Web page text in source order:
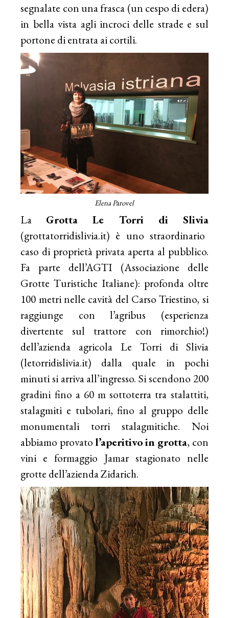
segnalate con una frasca (un cespo di edera)
in bella vista agli incroci delle strade e sul
portone di entrata ai cortili.
Elena Parovel
La Grotta Le Torri di Slivia
(grottatorridislivia.it) è uno straordinario
caso di proprietà privata aperta al pubblico.
Fa parte dell’AGTI (Associazione delle
Grotte Turistiche Italiane): profonda oltre
100 metri nelle cavità del Carso Triestino, si
raggiunge con l’agribus (esperienza
divertente sul trattore con rimorchio!)
dell’azienda agricola Le Torri di Slivia
(letorridislivia.it) dalla quale in pochi
minuti si arriva all’ingresso. Si scendono 200
gradini fino a 60 m sottoterra tra stalattiti,
stalagmiti e tubolari, fino al gruppo delle
monumentali torri stalagmitiche. Noi
abbiamo provatol’aperitivo in grotta, con
vini e formaggio Jamar stagionato nelle
grotte dell’azienda Zidarich.